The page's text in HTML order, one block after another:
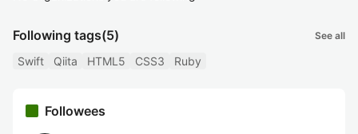
Following tags(5) See all
Swift Qiita HTML5 CSS3 Ruby
Followees